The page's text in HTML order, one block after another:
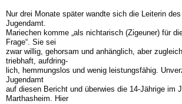
Nur drei Monate später wandte sich die Leiterin
Jugendamt.
Mariechen komme „als nichtarisch (Zigeuner) für
Frage“. Sie sei
zwar willig, gehorsam und anhänglich, aber
triebhaft, aufdring-
lich, hemmungslos und wenig leistungsfähig.
Jugendamt
auf diesen Bericht und überwies die 14-Jährige im
Marthasheim. Hier